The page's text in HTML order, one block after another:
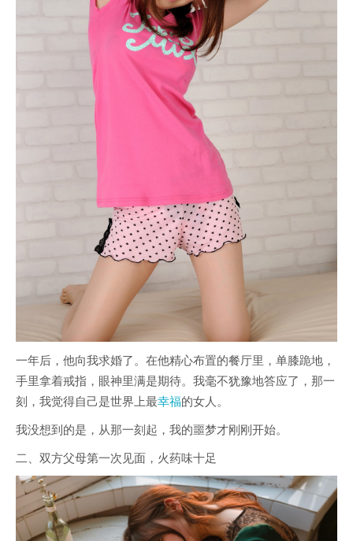
一年后，他向我求婚了。在他精心布置的餐厅里，单膝跪地，
手里拿着戒指，眼神里满是期待。我毫不犹豫地答应了，那一
刻，我觉得自己是世界上最幸福的女人。
我没想到的是，从那一刻起，我的噩梦才刚刚开始。
二、双方父母第一次见面，火药味十足